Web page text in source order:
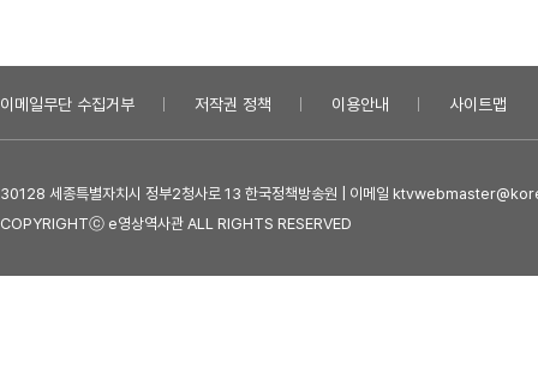
이메일무단 수집거부 저작권 정책 이용안내 사이트맵
30128 세종특별자치시 정부2청사로 13 한국정책방송원 | 이메일
COPYRIGHTⓒ e영상역사관 ALL RIGHTS RESERVED